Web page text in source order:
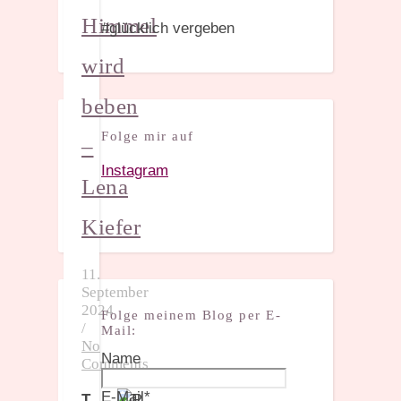
Himmel
wird
beben
–
Lena
Kiefer
11.
September
2024
/
No
Comments
#glücklich vergeben
Folge mir auf
Instagram
Folge meinem Blog per E-
Mail:
Name
E-Mail*